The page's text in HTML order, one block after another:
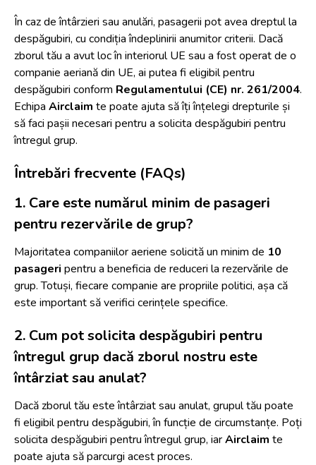
În caz de întârzieri sau anulări, pasagerii pot avea dreptul la
despăgubiri, cu condiția îndeplinirii anumitor criterii. Dacă
zborul tău a avut loc în interiorul UE sau a fost operat de o
companie aeriană din UE, ai putea fi eligibil pentru
despăgubiri conform Regulamentului (CE) nr. 261/2004.
Echipa Airclaim te poate ajuta să îți înțelegi drepturile și
să faci pașii necesari pentru a solicita despăgubiri pentru
întregul grup.
Întrebări frecvente (FAQs)
1. Care este numărul minim de pasageri
pentru rezervările de grup?
Majoritatea companiilor aeriene solicită un minim de 10
pasageri pentru a beneficia de reduceri la rezervările de
grup. Totuși, fiecare companie are propriile politici, așa că
este important să verifici cerințele specifice.
2. Cum pot solicita despăgubiri pentru
întregul grup dacă zborul nostru este
întârziat sau anulat?
Dacă zborul tău este întârziat sau anulat, grupul tău poate
fi eligibil pentru despăgubiri, în funcție de circumstanțe. Poți
solicita despăgubiri pentru întregul grup, iarAirclaim te
poate ajuta să parcurgi acest proces.